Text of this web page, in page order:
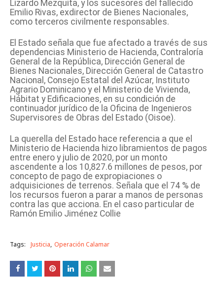
Lizardo Mezquita, y los sucesores del fallecido
Emilio Rivas, exdirector de Bienes Nacionales,
como terceros civilmente responsables.
El Estado señala que fue afectado a través de sus
dependencias Ministerio de Hacienda, Contraloría
General de la República, Dirección General de
Bienes Nacionales, Dirección General de Catastro
Nacional, Consejo Estatal del Azúcar, Instituto
Agrario Dominicano y el Ministerio de Vivienda,
Hábitat y Edificaciones, en su condición de
continuador jurídico de la Oficina de Ingenieros
Supervisores de Obras del Estado (Oisoe).
La querella del Estado hace referencia a que el
Ministerio de Hacienda hizo libramientos de pagos
entre enero y julio de 2020, por un monto
ascendente a los 10,827.6 millones de pesos, por
concepto de pago de expropiaciones o
adquisiciones de terrenos. Señala que el 74 % de
los recursos fueron a parar a manos de personas
contra las que acciona. En el caso particular de
Ramón Emilio Jiménez Collie
Tags: Justicia Operación Calamar